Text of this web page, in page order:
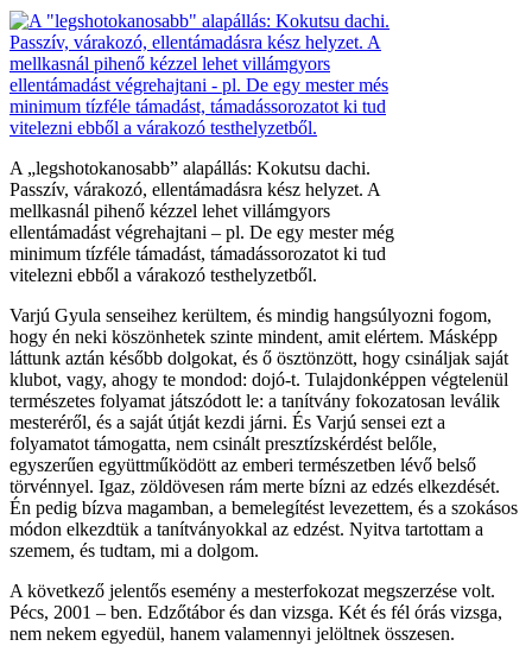
A „legshotokanosabb” alapállás: Kokutsu dachi.
Passzív, várakozó, ellentámadásra kész helyzet. A
mellkasnál pihenő kézzel lehet villámgyors
ellentámadást végrehajtani – pl. De egy mester még
minimum tízféle támadást, támadássorozatot ki tud
vitelezni ebből a várakozó testhelyzetből.
Varjú Gyula senseihez kerültem, és mindig hangsúlyozni fogom,
hogy én neki köszönhetek szinte mindent, amit elértem. Másképp
láttunk aztán később dolgokat, és ő ösztönzött, hogy csináljak saját
klubot, vagy, ahogy te mondod: dojó-t. Tulajdonképpen végtelenül
természetes folyamat játszódott le: a tanítvány fokozatosan leválik
mesteréről, és a saját útját kezdi járni. És Varjú sensei ezt a
folyamatot támogatta, nem csinált presztízskérdést belőle,
egyszerűen együttműködött az emberi természetben lévő belső
törvénnyel. Igaz, zöldövesen rám merte bízni az edzés elkezdését.
Én pedig bízva magamban, a bemelegítést levezettem, és a szokásos
módon elkezdtük a tanítványokkal az edzést. Nyitva tartottam a
szemem, és tudtam, mi a dolgom.
A következő jelentős esemény a mesterfokozat megszerzése volt.
Pécs, 2001 – ben. Edzőtábor és dan vizsga. Két és fél órás vizsga,
nem nekem egyedül, hanem valamennyi jelöltnek összesen.